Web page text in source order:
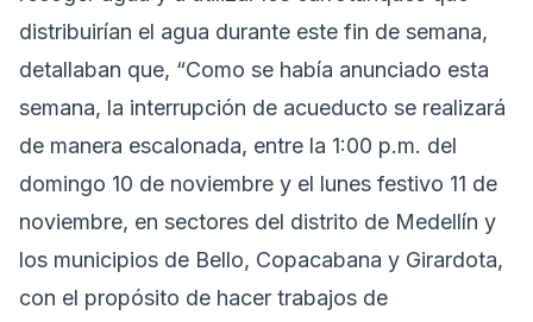
distribuirían el agua durante este fin de semana,
detallaban que, “Como se había anunciado esta
semana, la interrupción de acueducto se realizará
de manera escalonada, entre la 1:00 p.m. del
domingo 10 de noviembre y el lunes festivo 11 de
noviembre, en sectores del distrito de Medellín y
los municipios de Bello, Copacabana y Girardota,
con el propósito de hacer trabajos de